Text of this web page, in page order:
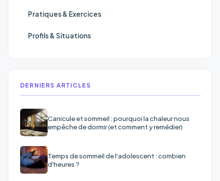
Pratiques & Exercices
Profils & Situations
DERNIERS ARTICLES
Canicule et sommeil : pourquoi la chaleur nous
empêche de dormir (et comment y remédier)
Temps de sommeil de l'adolescent : combien
d'heures ?